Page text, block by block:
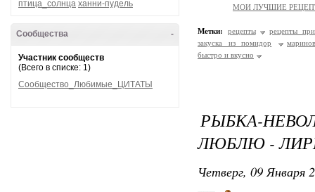
птица_солнца ханни-пудель
-
Сообщества
Участник сообществ
(Всего в списке: 1)
Сообщество_Любимые_ЦИТАТЫ
МОИ ЛУЧШИЕ
Метки: рецепты
рецепты
закуска из помидор
быстро и вкусно
РЫБКА-
ЛЮБЛЮ -
Четверг, 09 Января